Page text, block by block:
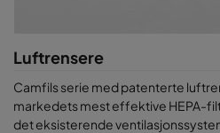
Luftrensere
Camfils serie med patenterte
markedets mest effektive HEPA-
det eksisterende